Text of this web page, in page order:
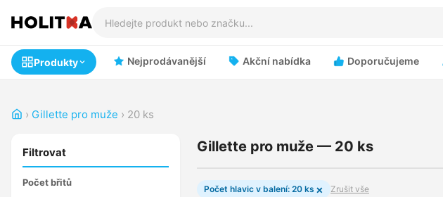
Produkty Nejprodávanější Akční nabídka Doporučujeme
› Gillette pro muže › 20 ks
Filtrovat
Počet břitů
Gillette pro muže — 20 ks
Počet hlavic v balení: 20 ks × Zrušit vše